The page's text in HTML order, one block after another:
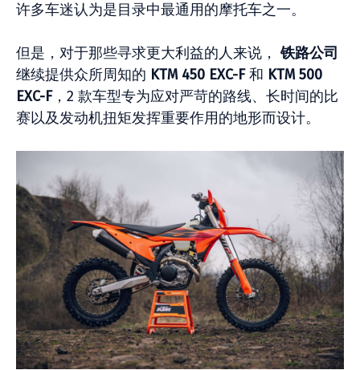
许多车迷认为是目录中最通用的摩托车之一。
但是，对于那些寻求更大利益的人来说，铁路公司
继续提供众所周知的 KTM 450 EXC-F和 KTM 500
EXC-F，2 款车型专为应对严苛的路线、长时间的比
赛以及发动机扭矩发挥重要作用的地形而设计。